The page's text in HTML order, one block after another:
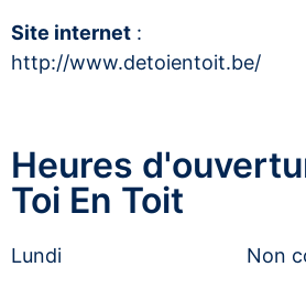
Site internet :
http://www.detoientoit.be/
Heures
Toi En Toit
Lundi
Non